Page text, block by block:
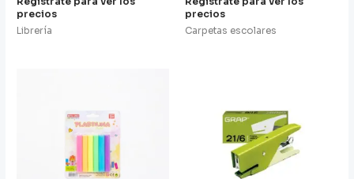
precios
Librería
precios
Carpetas escolares